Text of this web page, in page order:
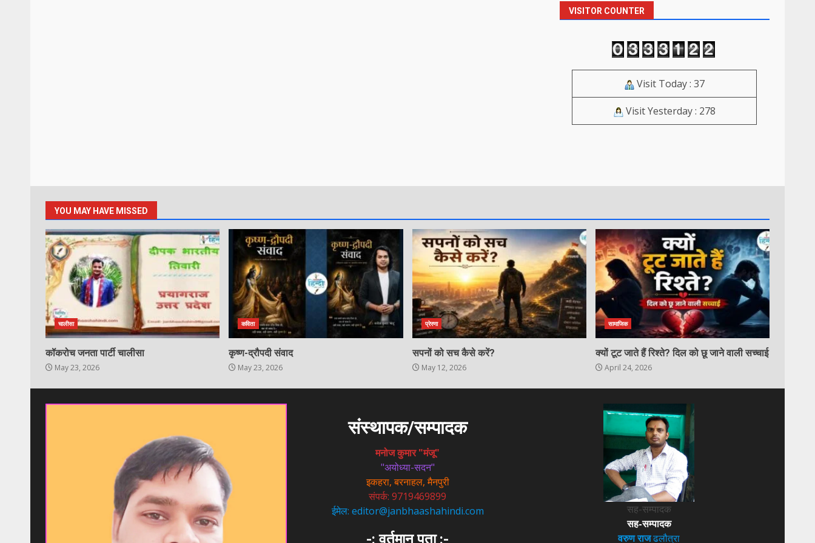
VISITOR COUNTER
Visit Today : 37
Visit Yesterday : 278
YOU MAY HAVE MISSED
चालीसा
कॉकरोच जनता पार्टी चालीसा
May 23, 2026
कविता
कृष्ण-द्रौपदी संवाद
May 23, 2026
प्रेरणा
सपनों को सच कैसे करें?
May 12, 2026
सामाजिक
क्यों टूट जाते हैं रिश्ते? दिल को छू जाने वाली सच्चाई
April 24, 2026
संस्थापक/सम्पादक
मनोज कुमार "मंजू"
"अयोध्या-सदन"
इकहरा, बरनाहल, मैनपुरी
संपर्क: 9719469899
ईमेल: editor@janbhaashahindi.com
-: वर्तमान पता :-
सह-सम्पादक
सह-सम्पादक
वरुण राजढलौत्रा